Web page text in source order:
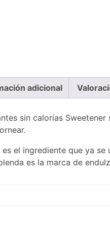
adicional
sin calorías
es el ingrediente que ya
es la marca de